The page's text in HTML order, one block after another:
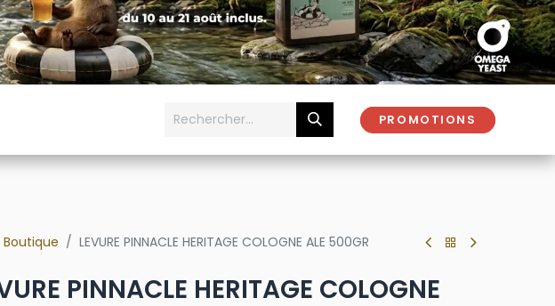
PROMOTIONS
Boutique LEVURE PINNACLE HERITAGE COLOGNE ALE 500GR
PINNACLE HERITAGE COLOGNE